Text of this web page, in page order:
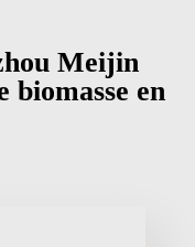
Meijin
biomasse en